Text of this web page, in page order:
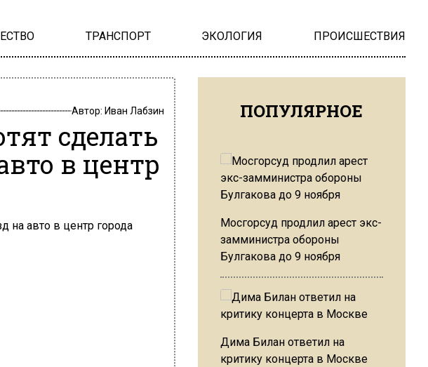
ТРАНСПОРТ ЭКОЛОГИЯ ПРОИСШЕСТВИЯ
Автор: Иван Лабзин
сделать
в центр
ПОПУЛЯРНОЕ
Мосгорсуд продлил арест экс-
замминистра обороны
Булгакова до 9 ноября
Дима Билан ответил на
критику концерта в Москве